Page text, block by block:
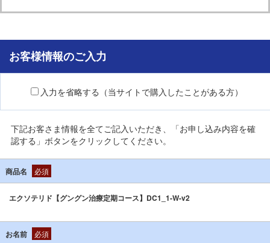
お客様情報のご入力
入力を省略する（当サイトで購入したことがある方）
下記お客さま情報を全てご記入いただき、「お申し込み内容を確
認する」ボタンをクリックしてください。
商品名 必須
エクソテリド【グングン治療定期コース】DC1_1-W-v2
お名前 必須